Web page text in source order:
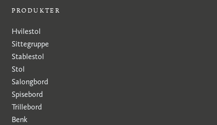
PRODUKTER
Hvilestol
Sittegruppe
Stablestol
Stol
Salongbord
Spisebord
Trillebord
Benk